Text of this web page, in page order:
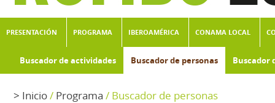
PRESENTACIÓN PROGRAMA IBEROAMÉRICA CONAMA LOCAL
Buscador de actividades Buscador de personas Buscador
> Inicio/ Programa / Buscador de personas